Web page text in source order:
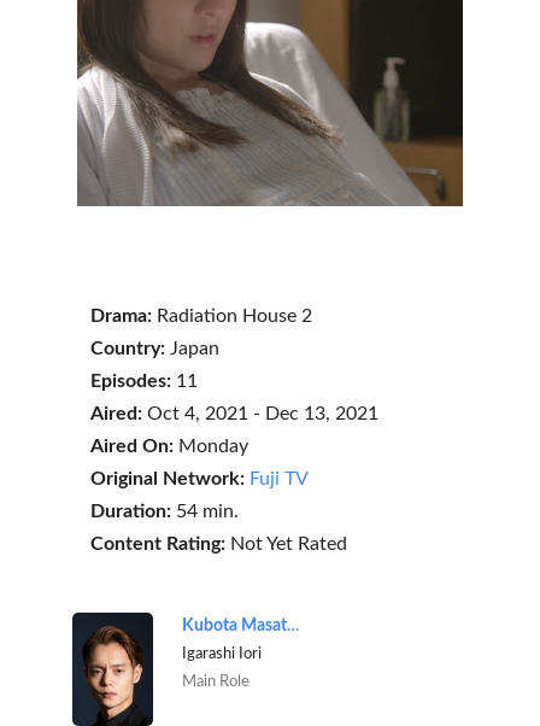
Drama: Radiation House 2
Country: Japan
Episodes: 11
Aired: Oct 4, 2021 - Dec 13, 2021
Aired On: Monday
Original Network: Fuji TV
Duration: 54 min.
Content Rating: Not Yet Rated
Kubota Masataka
Igarashi Iori
Main Role